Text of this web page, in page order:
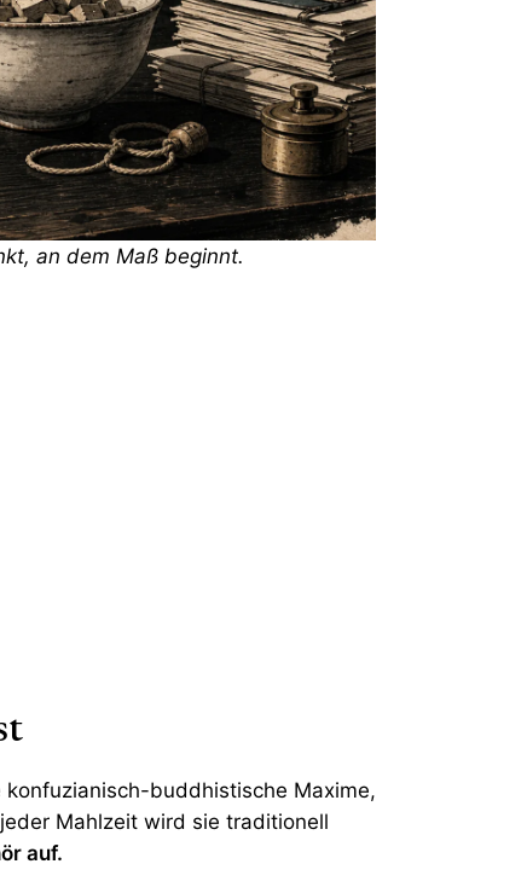
an dem Maß beginnt.
konfuzianisch-buddhistische Maxime,
Mahlzeit wird sie traditionell
auf.